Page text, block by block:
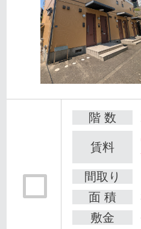
階 数
賃料
間取り
面 積
敷金